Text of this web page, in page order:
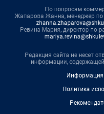
По вопросам
Жапарова Жанна, менеджер по
Ревина Мария, директор по
Редакция сайта не несет
информации,
Информация
Политика